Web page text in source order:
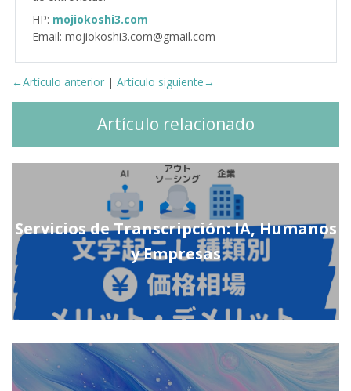
HP: mojiokoshi3.com
Email: mojiokoshi3.com@gmail.com
←Artículo anterior | Artículo siguiente→
Artículo relacionado
Servicios de Transcripción: IA, Humanos
y Empresas